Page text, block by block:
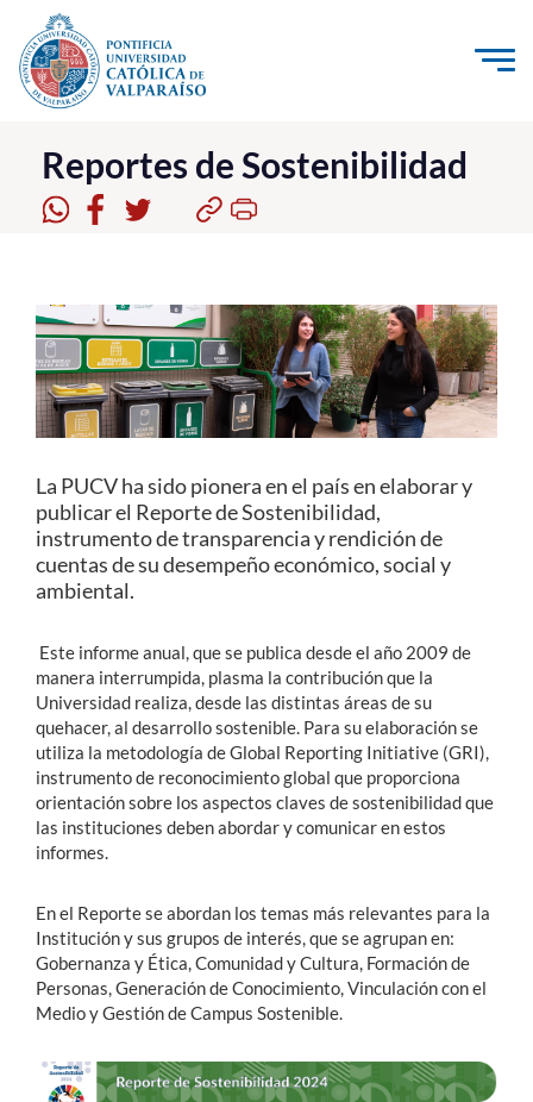
Click acá para ir directamente al contenido
La Universidad
Investigación, Creación e Innovación
Admisión
Pregrado
Formación Continua
Estudiantes
Académicos
Funcionarios
Alumni
English
Reportes de Sostenibilidad
La PUCV ha sido pionera en el país en elaborar y
publicar el Reporte de Sostenibilidad,
instrumento de transparencia y rendición de
cuentas de su desempeño económico, social y
ambiental.
Este informe anual, que se publica desde el año 2009 de
manera interrumpida, plasma la contribución que la
Universidad realiza, desde las distintas áreas de su
quehacer, al desarrollo sostenible. Para su elaboración se
utiliza la metodología de Global Reporting Initiative (GRI),
instrumento de reconocimiento global que proporciona
orientación sobre los aspectos claves de sostenibilidad que
las instituciones deben abordar y comunicar en estos
informes.
En el Reporte se abordan los temas más relevantes para la
Institución y sus grupos de interés, que se agrupan en:
Gobernanza y Ética, Comunidad y Cultura, Formación de
Personas, Generación de Conocimiento, Vinculación con el
Medio y Gestión de Campus Sostenible.